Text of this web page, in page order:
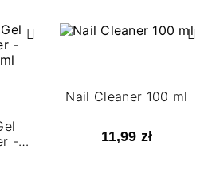
-
Nail Cleaner 100 ml
11,99 zł